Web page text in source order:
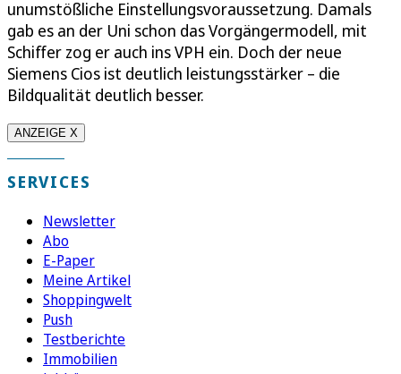
unumstößliche Einstellungsvoraussetzung. Damals
gab es an der Uni schon das Vorgängermodell, mit
Schiffer zog er auch ins VPH ein. Doch der neue
Siemens Cios ist deutlich leistungsstärker – die
Bildqualität deutlich besser.
ANZEIGE X
SERVICES
Newsletter
Abo
E-Paper
Meine Artikel
Shoppingwelt
Push
Testberichte
Immobilien